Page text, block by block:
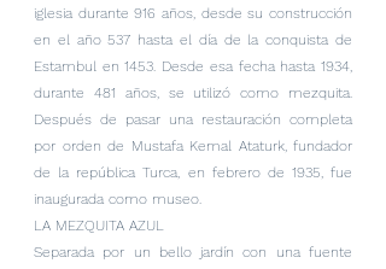
iglesia durante 916 años, desde su construcción
en el año 537 hasta el día de la conquista de
Estambul en 1453. Desde esa fecha hasta 1934,
durante 481 años, se utilizó como mezquita.
Después de pasar una restauración completa
por orden de Mustafa Kemal Ataturk, fundador
de la república Turca, en febrero de 1935, fue
inaugurada como museo.
LA MEZQUITA AZUL
Separada por un bello jardín con una fuente